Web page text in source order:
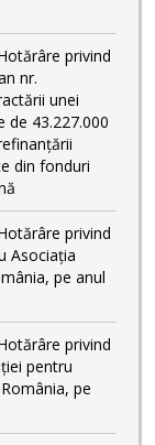
privind
nr.
unei
de 43.227.000
din fonduri
privind
Asociația
pe anul
privind
pentru
pe